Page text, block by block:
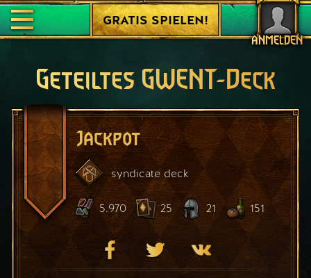
ANMELDEN
GRATIS SPIELEN!
Geteiltes GWENT-Deck
Jackpot
syndicate deck
5.970 25 21 151